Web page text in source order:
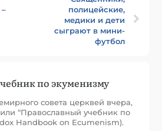
полицейские,
медики и дети
сыграют в мини-
футбол
по экуменизму
совета церквей вчера,
“Православный учебник по
Handbook on Ecumenism).